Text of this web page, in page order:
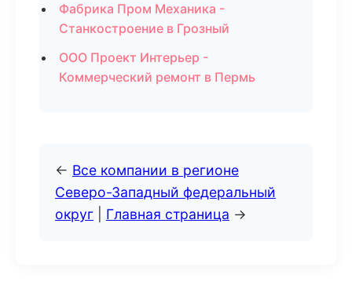
Фабрика Пром Механика -
Станкостроение в Грозный
ООО Проект Интерьер -
Коммерческий ремонт в Пермь
← Все компании в регионе
Северо-Западный федеральный
округ
Главная страница →